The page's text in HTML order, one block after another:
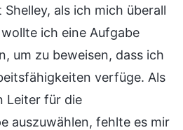
als ich mich überall
ich eine Aufgabe
um zu beweisen, dass ich
verfüge. Als
Leiter für die
auszuwählen, fehlte es mir